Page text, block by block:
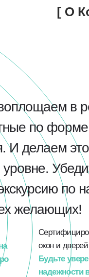
[ О
в
по
И делаем
по
желающих!
окон и
Будьте
надежности